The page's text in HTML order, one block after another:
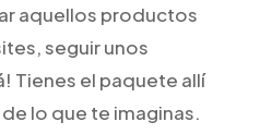
aquellos productos
seguir unos
Tienes el paquete allí
lo que te imaginas.